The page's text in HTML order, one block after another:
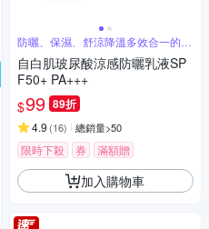
防曬、保濕、舒涼降溫多效合一的防
曬科技
自白肌玻尿酸涼感防曬乳液SP
F50+ PA+++
$99 89折
4.9 (16) 總銷量>50
限時下殺 券 滿額贈
加入購物車